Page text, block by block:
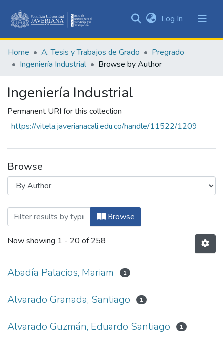
&
Collections
Log In (current)
Home A. Tesis y Trabajos de Grado
Pregrado
Ingeniería Industrial
Browse by Author
Ingeniería Industrial
Permanent URI for this collection
https://vitela.javerianacali.edu.co/handle/11522/1209
Browse
Browsing Ingeniería Industrial by Author
Browse
Now showing 1 - 20 of 258
Abadía Palacios, Mariam 1
Alvarado Granada, Santiago 1
Alvarado Guzmán, Eduardo Santiago 1